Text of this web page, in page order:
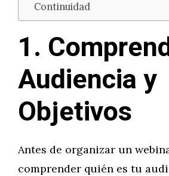
Continuidad
1.
Audiencia y
Objetivos
Antes de organizar un
comprender quién es tu